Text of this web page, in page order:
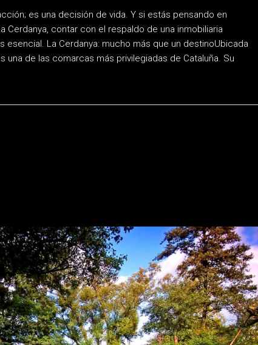
es una decisión de vida. Y si estás pensando en
Cerdanya, contar con el respaldo de una inmobiliaria
La Cerdanya: mucho más que un destinoUbicada
una de las comarcas más privilegiadas de Cataluña. Su